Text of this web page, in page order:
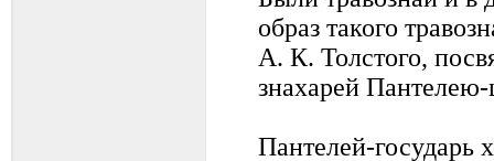
образ такого
А. К. Толстого,
знахарей
Пантелей-государь